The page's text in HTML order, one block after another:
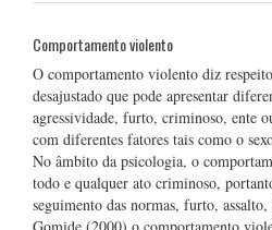
Comportamento violento
O comportamento violento diz
desajustado que pode apresentar
agressividade, furto, criminoso, ente
com diferentes fatores tais como o
No âmbito da psicologia, o
todo e qualquer ato criminoso,
seguimento das normas, furto,